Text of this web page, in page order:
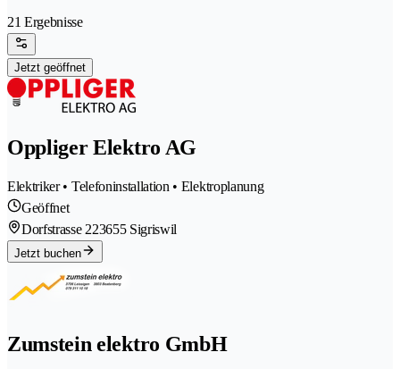
21 Ergebnisse
Jetzt geöffnet
Oppliger Elektro AG
Elektriker • Telefoninstallation • Elektroplanung
Geöffnet
Dorfstrasse 223655 Sigriswil
Jetzt buchen
Zumstein elektro GmbH